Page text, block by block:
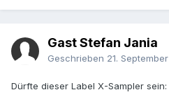
Gast Stefan Jania
Geschrieben 21.
Dürfte dieser Label X-Sampler sein: